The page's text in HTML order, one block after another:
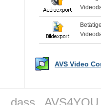
AVS Video